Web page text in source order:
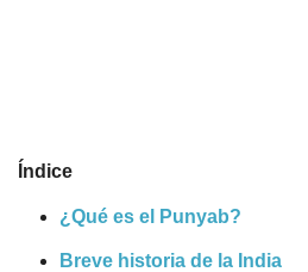
Índice
¿Qué es el Punyab?
Breve historia de la India